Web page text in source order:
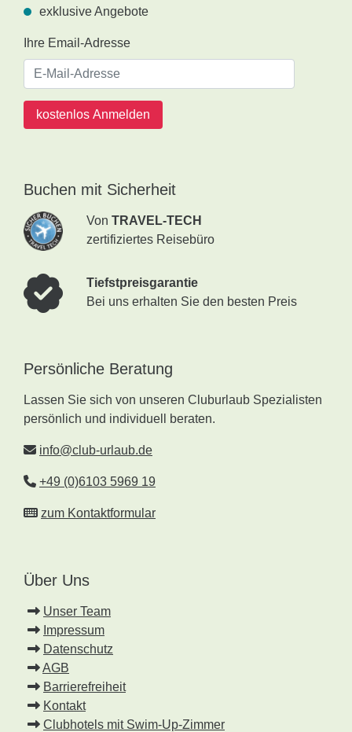
exklusive Angebote
Ihre Email-Adresse
kostenlos Anmelden
Buchen mit Sicherheit
Von TRAVEL-TECH
zertifiziertes Reisebüro
Tiefstpreisgarantie
Bei uns erhalten Sie den besten Preis
Persönliche Beratung
Lassen Sie sich von unseren Cluburlaub Spezialisten
persönlich und individuell beraten.
info@club-urlaub.de
+49 (0)6103 5969 19
zum Kontaktformular
Über Uns
Unser Team
Impressum
Datenschutz
AGB
Barrierefreiheit
Kontakt
Clubhotels mit Swim-Up-Zimmer